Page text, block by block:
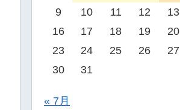
9
10 11 12 13
16
17 18 19 20
23
24 25 26 27
30
31
« 7月